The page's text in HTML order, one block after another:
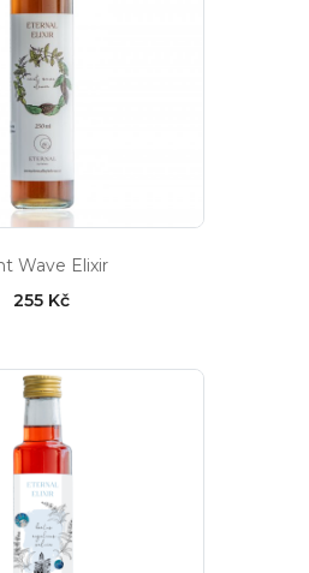
Wave Elixir
255 Kč